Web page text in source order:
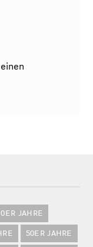
JAHRE
50ER JAHRE